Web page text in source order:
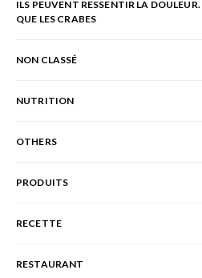
ILS PEUVENT RESSENTIR LA
QUE LES CRABES
NON CLASSÉ
NUTRITION
OTHERS
PRODUITS
RECETTE
RESTAURANT